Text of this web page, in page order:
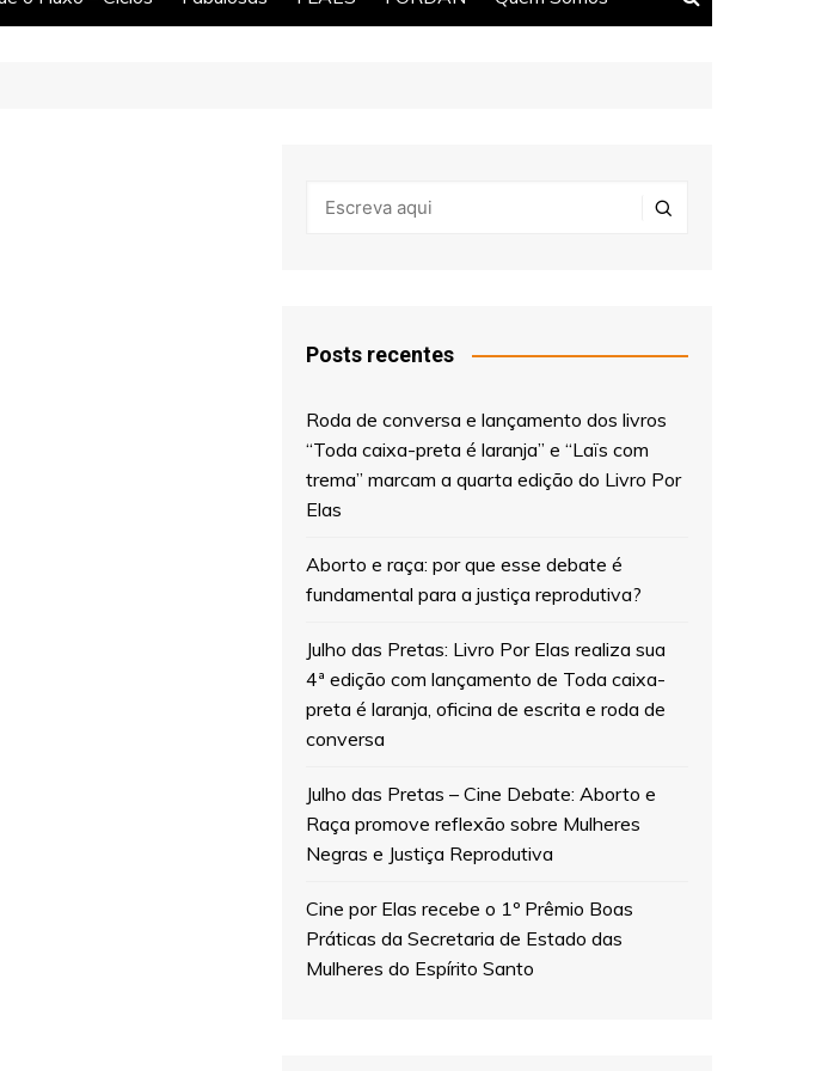
Posts recentes
Roda de conversa e lançamento dos livros
“Toda caixa-preta é laranja” e “Laïs com
trema” marcam a quarta edição do Livro Por
Elas
Aborto e raça: por que esse debate é
fundamental para a justiça reprodutiva?
Julho das Pretas: Livro Por Elas realiza sua
4ª edição com lançamento de Toda caixa-
preta é laranja, oficina de escrita e roda de
conversa
Julho das Pretas – Cine Debate: Aborto e
Raça promove reflexão sobre Mulheres
Negras e Justiça Reprodutiva
Cine por Elas recebe o 1º Prêmio Boas
Práticas da Secretaria de Estado das
Mulheres do Espírito Santo